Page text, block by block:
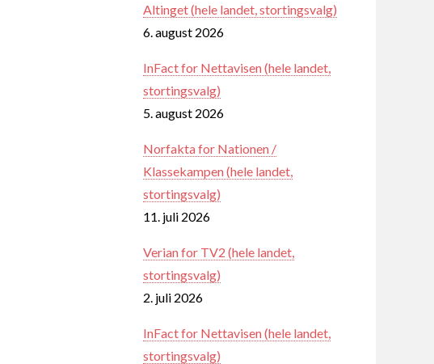
Altinget (hele landet, stortingsvalg)
6. august 2026
InFact for Nettavisen (hele landet,
stortingsvalg)
5. august 2026
Norfakta for Nationen /
Klassekampen (hele landet,
stortingsvalg)
11. juli 2026
Verian for TV2 (hele landet,
stortingsvalg)
2. juli 2026
InFact for Nettavisen (hele landet,
stortingsvalg)